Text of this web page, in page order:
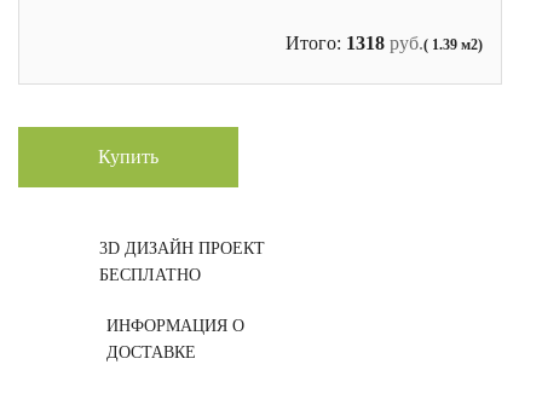
Итого: 1318 руб.( 1.39 м2)
Купить
3D ДИЗАЙН ПРОЕКТ
БЕСПЛАТНО
ИНФОРМАЦИЯ О
ДОСТАВКЕ